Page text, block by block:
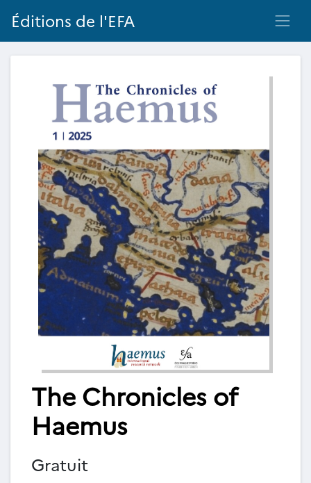
Éditions de l'EFA
The Chronicles of
Haemus
Gratuit